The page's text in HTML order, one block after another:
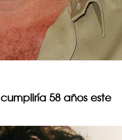
58 años este